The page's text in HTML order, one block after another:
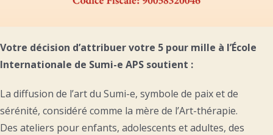
Votre décision d’attribuer votre 5 pour mille à l’École
Internationale de Sumi-e APS soutient :
La diffusion de l’art du Sumi-e, symbole de paix et de
sérénité, considéré comme la mère de l’Art-thérapie.
Des ateliers pour enfants, adolescents et adultes, des